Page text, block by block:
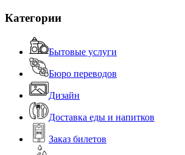
Категории
Бытовые услуги
Бюро переводов
Дизайн
Доставка еды и напитков
Заказ билетов